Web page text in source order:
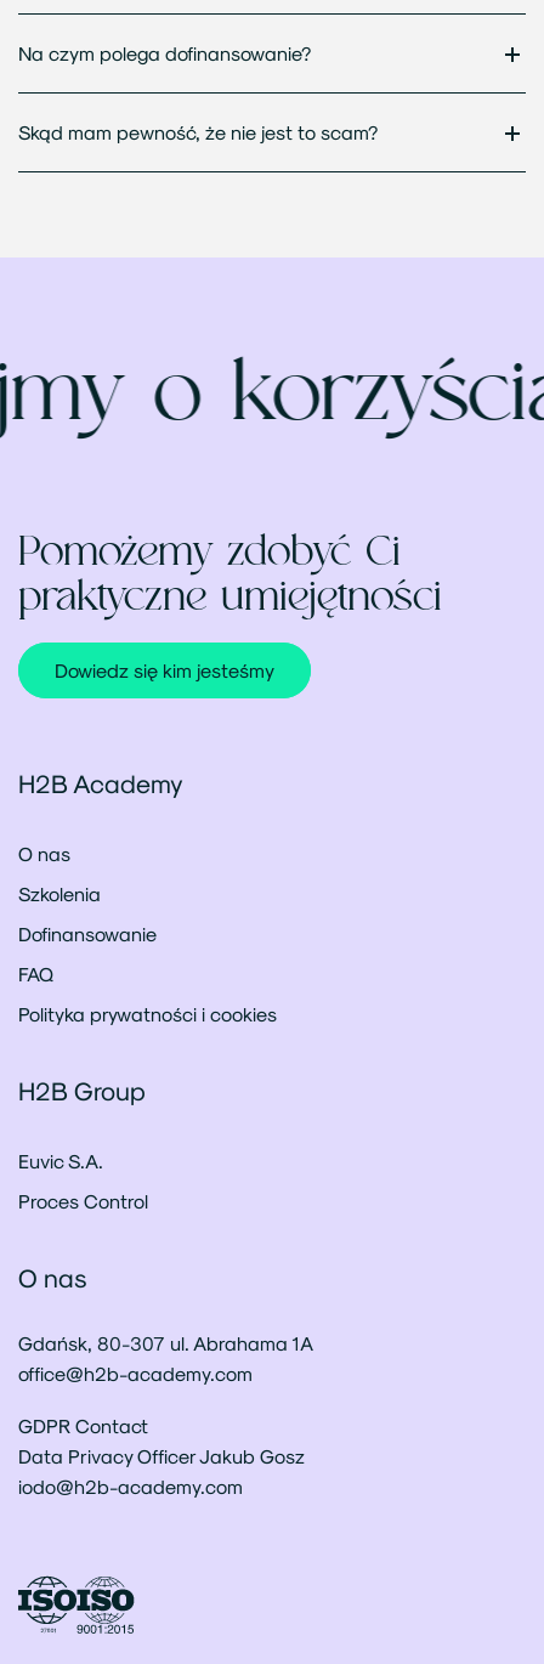
Na czym polega dofinansowanie?
Skąd mam pewność, że nie jest to scam?
o
Pomożemy zdobyć Ci
praktyczne umiejętności
Dowiedz się kim jesteśmy
H2B Academy
O nas
Szkolenia
Dofinansowanie
FAQ
Polityka prywatności i cookies
H2B Group
Euvic S.A.
Proces Control
O nas
Gdańsk, 80-307 ul. Abrahama 1A
office@h2b-academy.com
GDPR Contact
Data Privacy Officer Jakub Gosz
iodo@h2b-academy.com